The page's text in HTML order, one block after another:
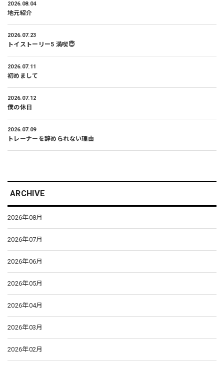
2026.08.04
地元紹介
2026.07.23
トイストーリー5 満喫😇
2026.07.11
初めまして
2026.07.12
僕の休日
2026.07.09
トレーナーを辞められない理由
ARCHIVE
2026年08月
2026年07月
2026年06月
2026年05月
2026年04月
2026年03月
2026年02月